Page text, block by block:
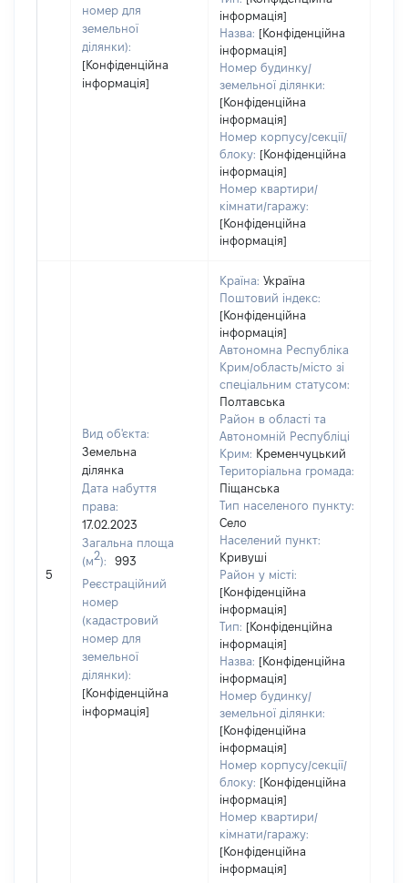
номер для
земельної
ділянки):
[Конфіденційна
інформація]
інформація]
Назва: [Конфіденційна
інформація]
Номер будинку/
земельної ділянки:
[Конфіденційна
інформація]
Номер корпусу/секції/
блоку: [Конфіденційна
інформація]
Номер квартири/
кімнати/гаражу:
[Конфіденційна
інформація]
5
Вид об'єкта:
Земельна
ділянка
Дата набуття
права:
17.02.2023
Загальна площа
(м2):
993
Реєстраційний
номер
(кадастровий
номер для
земельної
ділянки):
[Конфіденційна
інформація]
Країна: Україна
Поштовий індекс:
[Конфіденційна
інформація]
Автономна Республіка
Крим/область/місто зі
спеціальним статусом:
Полтавська
Район в області та
Автономній Республіці
Крим: Кременчуцький
Територіальна громада:
Піщанська
Тип населеного пункту:
Село
Населений пункт:
Кривуші
Район у місті:
[Конфіденційна
інформація]
Тип: [Конфіденційна
інформація]
Назва: [Конфіденційна
інформація]
Номер будинку/
земельної ділянки:
[Конфіденційна
інформація]
Номер корпусу/секції/
блоку: [Конфіденційна
інформація]
Номер квартири/
кімнати/гаражу:
[Конфіденційна
інформація]